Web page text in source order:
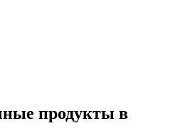
продукты в